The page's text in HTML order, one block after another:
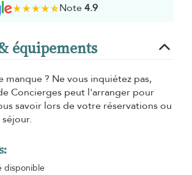
Note4.9
équipements
manque ? Ne vous inquiétez pas,
Concierges peut l'arranger pour
savoir lors de votre réservations ou
disponible